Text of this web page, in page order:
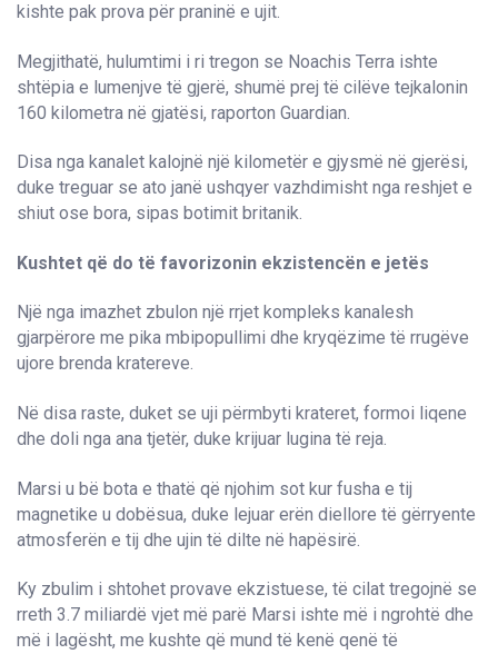
kishte pak prova për praninë e ujit.
Megjithatë, hulumtimi i ri tregon se Noachis Terra ishte
shtëpia e lumenjve të gjerë, shumë prej të cilëve tejkalonin
160 kilometra në gjatësi, raporton Guardian.
Disa nga kanalet kalojnë një kilometër e gjysmë në gjerësi,
duke treguar se ato janë ushqyer vazhdimisht nga reshjet e
shiut ose bora, sipas botimit britanik.
Kushtet që do të favorizonin ekzistencën e jetës
Një nga imazhet zbulon një rrjet kompleks kanalesh
gjarpërore me pika mbipopullimi dhe kryqëzime të rrugëve
ujore brenda kratereve.
Në disa raste, duket se uji përmbyti krateret, formoi liqene
dhe doli nga ana tjetër, duke krijuar lugina të reja.
Marsi u bë bota e thatë që njohim sot kur fusha e tij
magnetike u dobësua, duke lejuar erën diellore të gërryente
atmosferën e tij dhe ujin të dilte në hapësirë.
Ky zbulim i shtohet provave ekzistuese, të cilat tregojnë se
rreth 3.7 miliardë vjet më parë Marsi ishte më i ngrohtë dhe
më i lagësht, me kushte që mund të kenë qenë të